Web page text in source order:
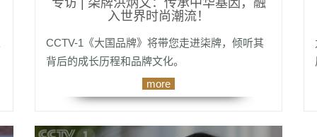
专访 | 柒牌洪炳文：传承中华基因，融
入世界时尚潮流！
CCTV-1《大国品牌》将带您走进柒牌，倾听其
背后的成长历程和品牌文化。
more